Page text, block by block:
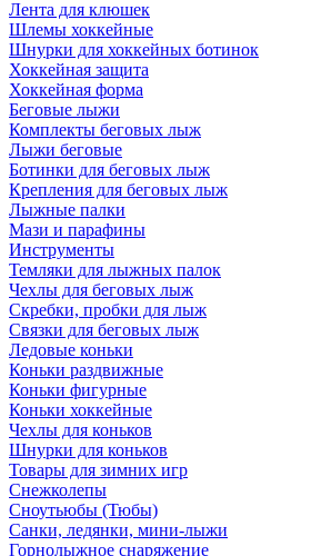
Лента для клюшек
Шлемы хоккейные
Шнурки для хоккейных ботинок
Хоккейная защита
Хоккейная форма
Беговые лыжи
Комплекты беговых лыж
Лыжи беговые
Ботинки для беговых лыж
Крепления для беговых лыж
Лыжные палки
Мази и парафины
Инструменты
Темляки для лыжных палок
Чехлы для беговых лыж
Скребки, пробки для лыж
Связки для беговых лыж
Ледовые коньки
Коньки раздвижные
Коньки фигурные
Коньки хоккейные
Чехлы для коньков
Шнурки для коньков
Товары для зимних игр
Снежколепы
Сноутьюбы (Тюбы)
Санки, ледянки, мини-лыжи
Горнолыжное снаряжение